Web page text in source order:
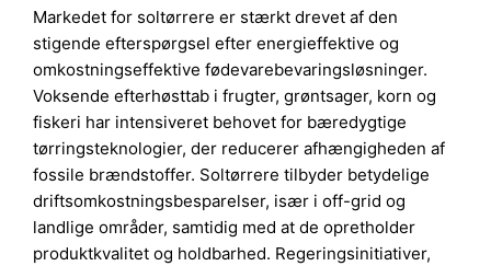
Markedet for soltørrere er stærkt drevet af den
stigende efterspørgsel efter energieffektive og
omkostningseffektive fødevarebevaringsløsninger.
Voksende efterhøsttab i frugter, grøntsager, korn og
fiskeri har intensiveret behovet for bæredygtige
tørringsteknologier, der reducerer afhængigheden af
fossile brændstoffer. Soltørrere tilbyder betydelige
driftsomkostningsbesparelser, især i off-grid og
landlige områder, samtidig med at de opretholder
produktkvalitet og holdbarhed. Regeringsinitiativer,